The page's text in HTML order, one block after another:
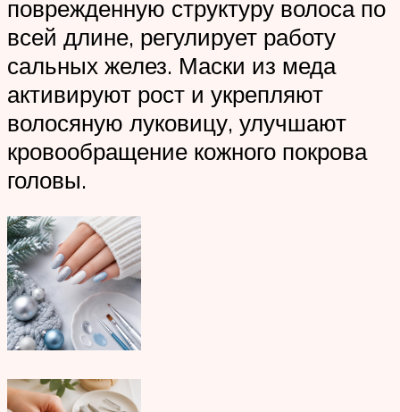
поврежденную структуру волоса по
всей длине, регулирует работу
сальных желез. Маски из меда
активируют рост и укрепляют
волосяную луковицу, улучшают
кровообращение кожного покрова
головы.